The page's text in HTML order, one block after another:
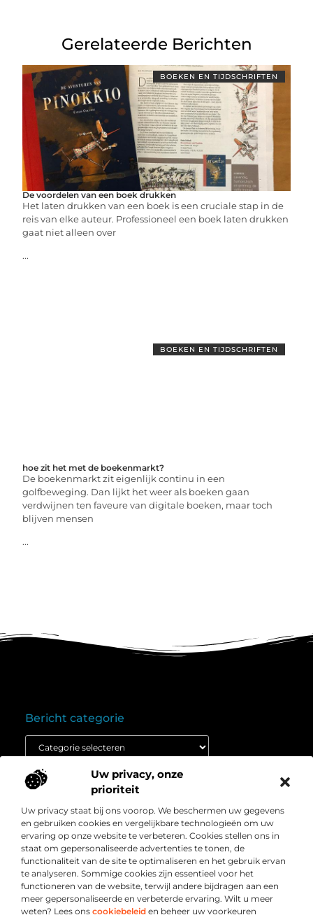
Uw privacy, onze
prioriteit
Uw privacy staat bij ons voorop. We beschermen uw gegevens
en gebruiken cookies en vergelijkbare technologieën om uw
ervaring op onze website te verbeteren. Cookies stellen ons in
staat om gepersonaliseerde advertenties te tonen, de
functionaliteit van de site te optimaliseren en het gebruik ervan
te analyseren. Sommige cookies zijn essentieel voor het
functioneren van de website, terwijl andere bijdragen aan een
meer gepersonaliseerde en verbeterde ervaring. Wilt u meer
weten? Lees ons cookiebeleid en beheer uw voorkeuren
Gerelateerde Berichten
BOEKEN EN TIJDSCHRIFTEN
De voordelen van een boek drukken
Het laten drukken van een boek is een cruciale stap in de
reis van elke auteur. Professioneel een boek laten drukken
gaat niet alleen over
...
BOEKEN EN TIJDSCHRIFTEN
hoe zit het met de boekenmarkt?
De boekenmarkt zit eigenlijk continu in een
golfbeweging. Dan lijkt het weer als boeken gaan
verdwijnen ten faveure van digitale boeken, maar toch
blijven mensen
...
Over
Bedrijf
” Het platform voor slimme inzichten en
conversieboosts “
Duik in waardevolle content, praktische strategieën en
inspirerende cases die jouw webshop naar een hoger
niveau tillen. Welkom bij Webshop-conversie.nl – jouw
bron voor resultaatgerichte kennis en online groei.
Onze informatie
Bericht categorie